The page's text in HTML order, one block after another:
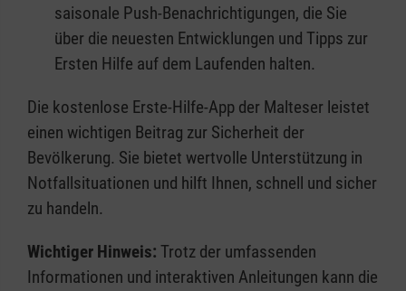
saisonale Push-Benachrichtigungen, die Sie
über die neuesten Entwicklungen und Tipps zur
Ersten Hilfe auf dem Laufenden halten.
Die kostenlose Erste-Hilfe-App der Malteser leistet
einen wichtigen Beitrag zur Sicherheit der
Bevölkerung. Sie bietet wertvolle Unterstützung in
Notfallsituationen und hilft Ihnen, schnell und sicher
zu handeln.
Wichtiger Hinweis: Trotz der umfassenden
Informationen und interaktiven Anleitungen kann die